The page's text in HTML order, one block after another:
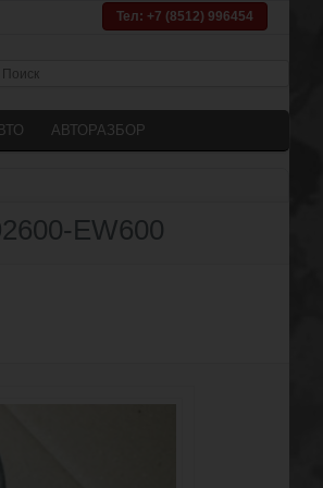
Тел: +7 (8512) 996454
АВТОРАЗБОР
EW600